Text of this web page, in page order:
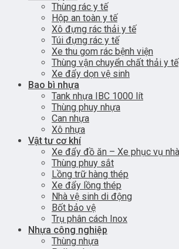
Thùng rác y tế
Hộp an toàn y tế
Xô đựng rác thải y tế
Túi đựng rác y tế
Xe thu gom rác bệnh viện
Thùng vận chuyển chất thải y tế
Xe đẩy dọn vệ sinh
Bao bì nhựa
Tank nhựa IBC 1000 lít
Thùng phuy nhựa
Can nhựa
Xô nhựa
Vật tư cơ khí
Xe đẩy đồ ăn – Xe phục vụ
Thùng phuy sắt
Lồng trữ hàng thép
Xe đẩy lồng thép
Nhà vệ sinh di động
Bốt bảo vệ
Trụ phân cách Inox
Nhựa công nghiệp
Thùng nhựa